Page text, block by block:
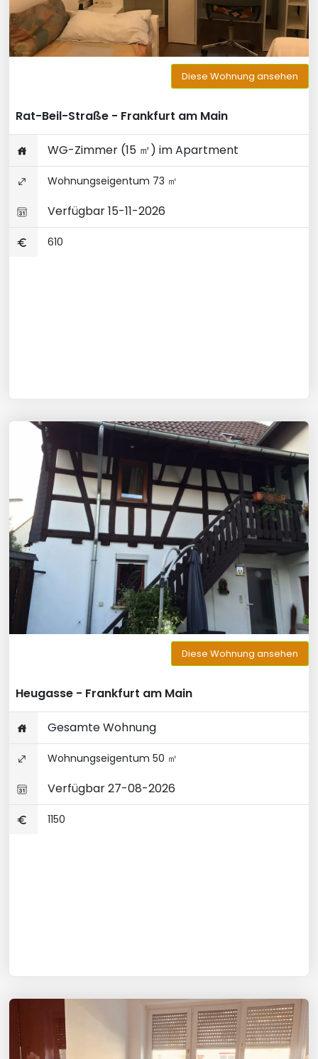
Diese Wohnung ansehen
Rat-Beil-Straße - Frankfurt am Main
WG-Zimmer (15 ㎡) im Apartment
Wohnungseigentum 73 ㎡
Verfügbar 15-11-2026
610
Diese Wohnung ansehen
Heugasse - Frankfurt am Main
Gesamte Wohnung
Wohnungseigentum 50 ㎡
Verfügbar 27-08-2026
1150